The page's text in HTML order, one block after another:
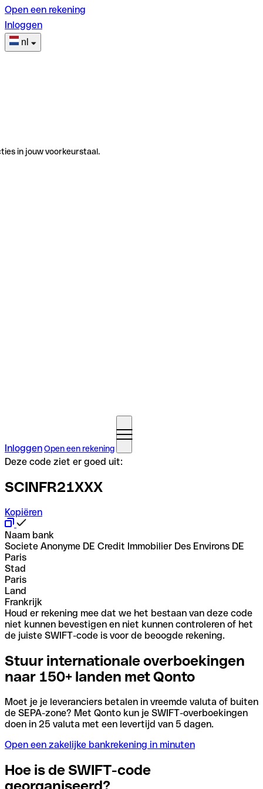
Open een rekening
Inloggen
nl
in jouw voorkeurstaal.
InloggenOpen een rekening
Deze code ziet er goed uit:
SCINFR21XXX
Kopiëren
Naam bank
Societe Anonyme DE Credit Immobilier Des Environs DE
Paris
Stad
Paris
Land
Frankrijk
Houd er rekening mee dat we het bestaan van deze code
niet kunnen bevestigen en niet kunnen controleren of het
de juiste SWIFT-code is voor de beoogde rekening.
Stuur internationale overboekingen
naar 150+ landen met Qonto
Moet je je leveranciers betalen in vreemde valuta of buiten
de SEPA-zone? Met Qonto kun je SWIFT-overboekingen
doen in 25 valuta met een levertijd van 5 dagen.
Open een zakelijke bankrekening in minuten
Hoe is de SWIFT-code
georganiseerd?